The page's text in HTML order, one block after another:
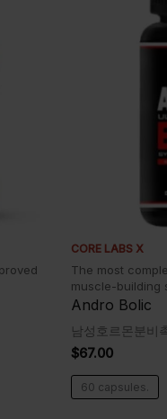
CORE LABS X
The most
muscle-building
Andro Bolic
남성호르몬분비
$67.00
60 capsules.